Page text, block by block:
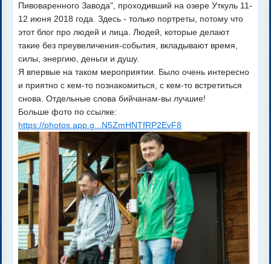
Пивоваренного Завода", проходивший на озере Уткуль 11-
12 июня 2018 года. Здесь - только портреты, потому что
этот блог про людей и лица. Людей, которые делают
такие без преувеличения-события, вкладывают время,
силы, энергию, деньги и душу.
Я впервые на таком мероприятии. Было очень интересно
и приятно с кем-то познакомиться, с кем-то встретиться
снова. Отдельные слова бийчанам-вы лучшие!
Больше фото по ссылке:
https://photos.app.g...N5ZmHNTfRP2EvF8